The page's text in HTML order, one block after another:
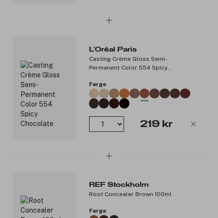
L'Oréal Paris
Casting Crème Gloss Semi-
Permanent Color 554 Spicy
Farge
219 kr
REF Stockholm
Root Concealer Brown 100ml
Farge